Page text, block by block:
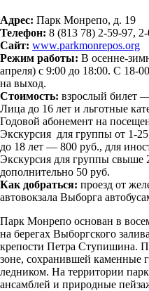
Адрес: Парк Монрепо, д. 19
Телефон: 8 (813 78) 2-59-97,
Сайт: www.parkmonrepos.org
Режим работы: В осенне-
апреля) с 9:00 до 18:00. С 18-
на выход.
Стоимость: взрослый билет
Лица до 16 лет и льготные
Годовой абонемент на
Экскурсия для группы от 1-
до 18 лет — 800 руб., для
Экскурсия для группы свыше
дополнительно 50 руб.
Как добраться: проезд от
автовокзала Выборга
Парк Монрепо основан в
на берегах Выборгского
крепости Петра Ступишина.
зоне, сохранившей каменные
ледником. На территории
ансамблей и природные